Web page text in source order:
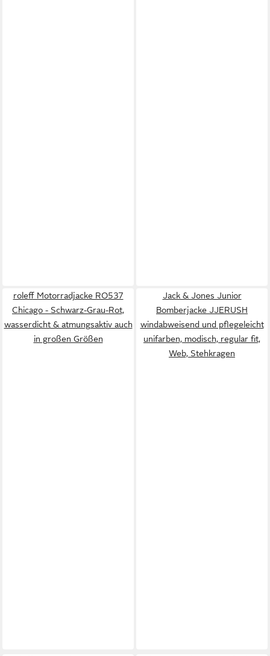
roleff Motorradjacke RO537
Chicago - Schwarz-Grau-Rot,
wasserdicht & atmungsaktiv auch
in großen Größen
Jack & Jones Junior
Bomberjacke JJERUSH
windabweisend und pflegeleicht
unifarben, modisch, regular fit,
Web, Stehkragen